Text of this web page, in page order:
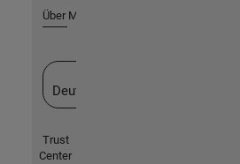
Über MathWorks
Deutschland
Trust
Center